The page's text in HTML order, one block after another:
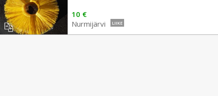
10 €
Nurmijärvi
LIIKE